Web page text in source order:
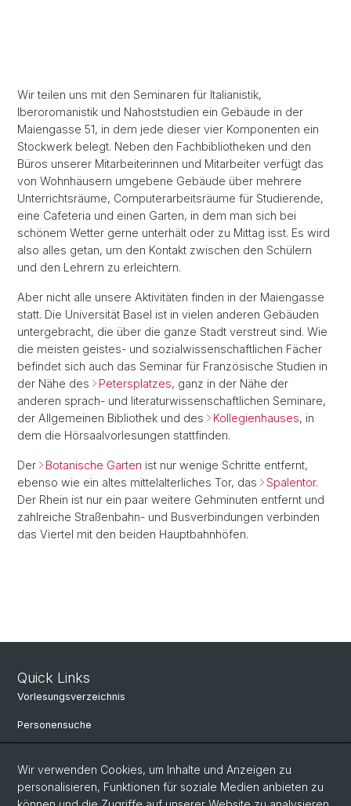
Wir teilen uns mit den Seminaren für Italianistik,
Iberoromanistik und Nahoststudien ein Gebäude in der
Maiengasse 51, in dem jede dieser vier Komponenten ein
Stockwerk belegt. Neben den Fachbibliotheken und den
Büros unserer Mitarbeiterinnen und Mitarbeiter verfügt das
von Wohnhäusern umgebene Gebäude über mehrere
Unterrichtsräume, Computerarbeitsräume für Studierende,
eine Cafeteria und einen Garten, in dem man sich bei
schönem Wetter gerne unterhält oder zu Mittag isst. Es wird
also alles getan, um den Kontakt zwischen den Schülern
und den Lehrern zu erleichtern.
Aber nicht alle unsere Aktivitäten finden in der Maiengasse
statt. Die Universität Basel ist in vielen anderen Gebäuden
untergebracht, die über die ganze Stadt verstreut sind. Wie
die meisten geistes- und sozialwissenschaftlichen Fächer
befindet sich auch das Seminar für Französische Studien in
der Nähe des
Petersplatzes, ganz in der Nähe der
anderen sprach- und literaturwissenschaftlichen Seminare,
der Allgemeinen Bibliothek und des
Kollegienhauses, in
dem die Hörsaalvorlesungen stattfinden.
Der Botanische Garten ist nur wenige Schritte entfernt,
ebenso wie ein altes mittelalterliches Tor, das
Spalentor.
Der Rhein ist nur ein paar weitere Gehminuten entfernt und
zahlreiche Straßenbahn- und Busverbindungen verbinden
das Viertel mit den beiden Hauptbahnhöfen.
Quick Links
Vorlesungsverzeichnis
Personensuche
Bibliothek Maiengasse
Wir verwenden Cookies, um Inhalte und Anzeigen zu
personalisieren, Funktionen für soziale Medien anbieten zu